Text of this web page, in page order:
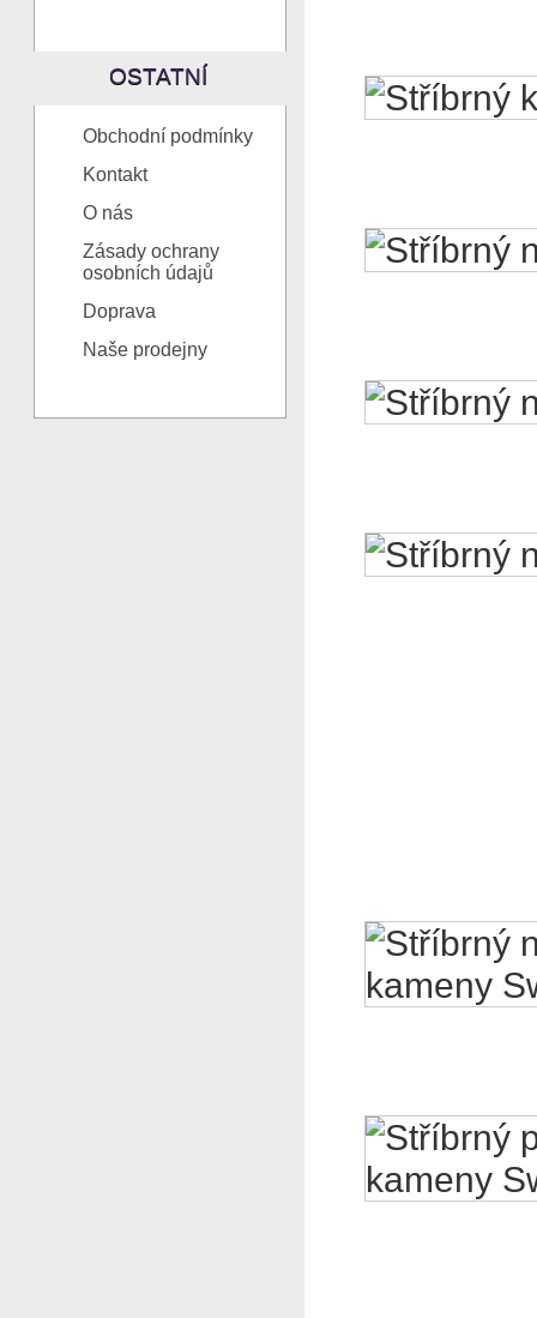
OSTATNÍ
Obchodní podmínky
Kontakt
O nás
Zásady ochrany
osobních údajů
Doprava
Naše prodejny